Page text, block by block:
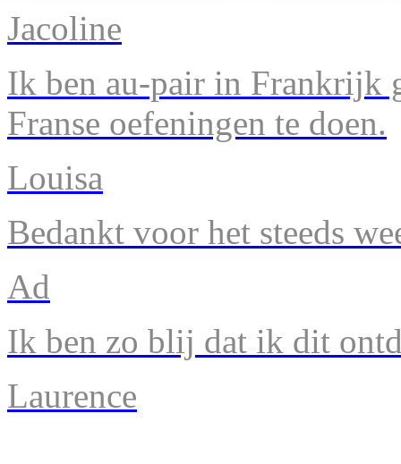
Jacoline
Ik ben au-pair in Frankrijk
Franse oefeningen te doen.
Louisa
Bedankt voor het steeds
Ad
Ik ben zo blij dat ik dit
Laurence